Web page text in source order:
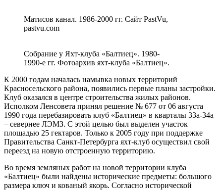
Матисов канал. 1986-2000 гг. Сайт PastVu,
pastvu.com
Собрание у Яхт-клуба «Балтиец». 1980-
1990-е гг. Фотоархив яхт-клуба «Балтиец».
К 2000 годам началась намывка новых территорий
Красносельского района, появились первые планы застройки.
Клуб оказался в центре строительства жилых районов.
Исполком Ленсовета принял решение № 677 от 06 августа
1990 года перебазировать клуб «Балтиец» в кварталы 33а-34а
– севернее ЛЭМЗ. С этой целью был выделен участок
площадью 25 гектаров. Только к 2005 году при поддержке
Правительства Санкт-Петербурга яхт-клуб осуществил свой
переезд на новую отстроенную территорию.
Во время земляных работ на новой территории клуба
«Балтиец» были найдены исторические предметы: большого
размера ключ и кованый якорь. Согласно исторической